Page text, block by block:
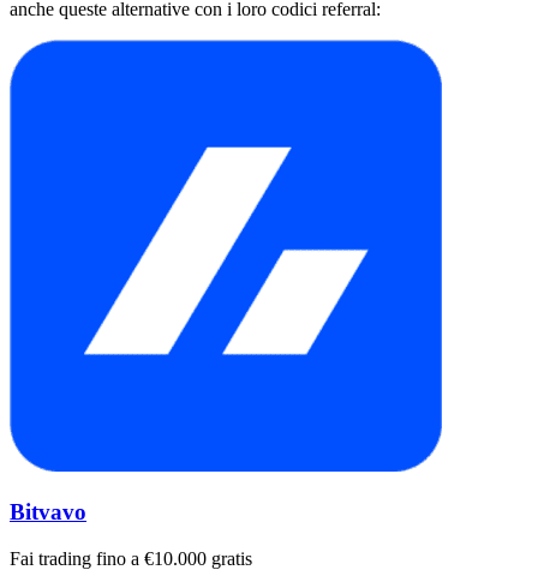
anche queste alternative con i loro codici referral:
Bitvavo
Fai trading fino a €10.000 gratis